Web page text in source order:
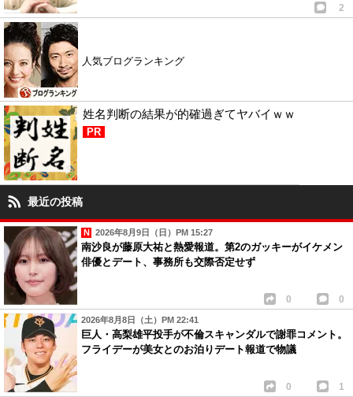
2
人気ブログランキング
姓名判断の結果が的確過ぎてヤバイｗｗ
PR
最近の投稿
2026年8月9日（日）PM 15:27
南沙良が藤原大祐と熱愛報道。第2のガッキーがイケメン
俳優とデート、事務所も交際否定せず
0 0
2026年8月8日（土）PM 22:41
巨人・高梨雄平投手が不倫スキャンダルで謝罪コメント。
フライデーが美女とのお泊りデート報道で物議
0 1